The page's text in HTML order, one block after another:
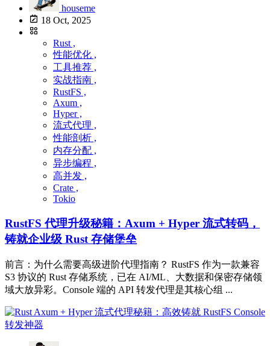
houseme
18 Oct, 2025
Rust ,
性能优化 ,
工具推荐 ,
实战指南 ,
RustFS ,
Axum ,
Hyper ,
流式代理 ,
性能剖析 ,
内存分配 ,
异步编程 ,
高并发 ,
Crate ,
Tokio
RustFS 代理升级秘籍：Axum + Hyper 流式转码，
铸就企业级 Rust 存储堡垒
前言：为什么需要高级进阶代理指南？ RustFS 作为一款兼容
S3 协议的 Rust 存储系统，已在 AI/ML、大数据和保密存储领
域大放异彩。Console 端的 API 转发代理是其核心组 ...